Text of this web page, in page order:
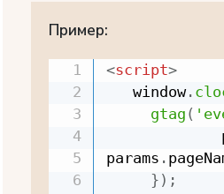
Пример:
<script>
   window
.
gtag (
params .
} ) ;